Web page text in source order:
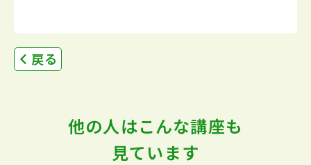
戻る
他の人はこんな講座も
見ています